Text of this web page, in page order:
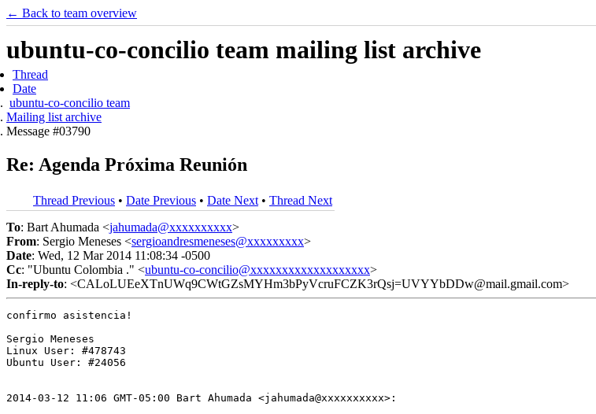
← Back to team overview
ubuntu-co-concilio team mailing list archive
Thread
Date
ubuntu-co-concilio team
Mailing list archive
Message #03790
Re: Agenda Próxima Reunión
Thread Previous • Date Previous • Date Next • Thread Next
To: Bart Ahumada <jahumada@xxxxxxxxxx>
From: Sergio Meneses <sergioandresmeneses@xxxxxxxxx>
Date: Wed, 12 Mar 2014 11:08:34 -0500
Cc: "Ubuntu Colombia ." <ubuntu-co-concilio@xxxxxxxxxxxxxxxxxxx>
In-reply-to: <CALoLUEeXTnUWq9CWtGZsMYHm3bPyVcruFCZK3rQsj=UVYYbDDw@mail.gmail.com>
confirmo asistencia!
Sergio Meneses
Linux User: #478743
Ubuntu User: #24056
2014-03-12 11:06 GMT-05:00 Bart Ahumada <jahumada@xxxxxxxxxx>: